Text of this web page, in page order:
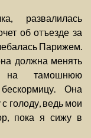
развалилась
об отъезде за
Парижем.
должна менять
на тамошнюю
Она
голоду, ведь мои
пока я сижу в